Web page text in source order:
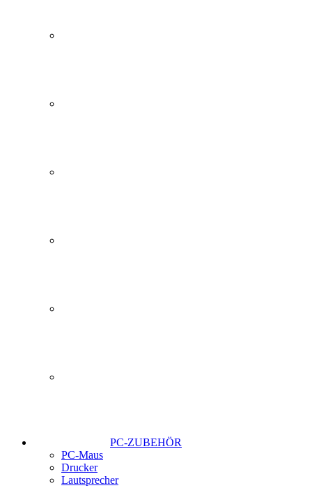
PC-ZUBEHÖR
PC-Maus
Drucker
Lautsprecher